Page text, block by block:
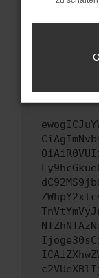
Wenn du
uns